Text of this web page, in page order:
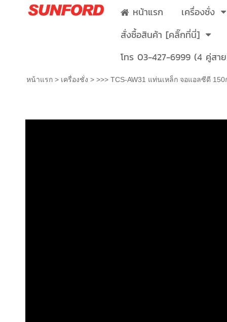
หน้าแรก
เครื่องชั่ง
สั่งซื้อสินค้า [คลิ๊กที่นี่]
โทร 03-427-6999 (4 คู่สา
หน้าแรก > เครื่องชั่ง >>>> TCS-AW31 แท่นเหล็ก จอแอลซีดี 150